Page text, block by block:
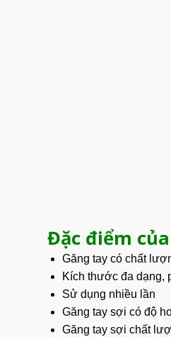
Đặc điểm
Găng tay có chất
Kích thước đa dạng,
Sử dụng nhiều lần
Găng tay sợi có độ
Găng tay sợi chất